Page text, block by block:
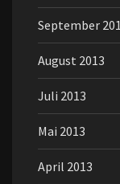
September
August 2013
Juli 2013
Mai 2013
April 2013